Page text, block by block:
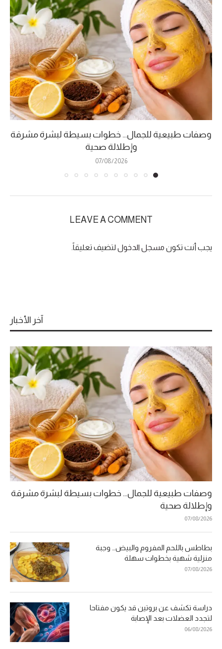
وصفات طبيعية للجمال… خطوات بسيطة لبشرة مشرقة
وإطلالة صحية
07/08/2026
LEAVE A COMMENT
يجب أنت تكون مسجل الدخول لتضيف تعليقاً.
آخر الأخبار
وصفات طبيعية للجمال… خطوات بسيطة لبشرة مشرقة
وإطلالة صحية
07/08/2026
بطاطس باللحم المفروم والبيض… وجبة
منزلية شهية بخطوات سهلة
07/08/2026
دراسة تكشف عن بروتين قد يكون مفتاحا
لتجدد العضلات بعد الإصابة
06/08/2026